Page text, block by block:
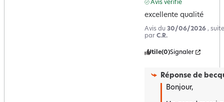
Avis vérifié
excellente qualité
Avis du 30/06/2026 ,
par C.R.
Utile(0)Signaler
Réponse de
Bonjour,